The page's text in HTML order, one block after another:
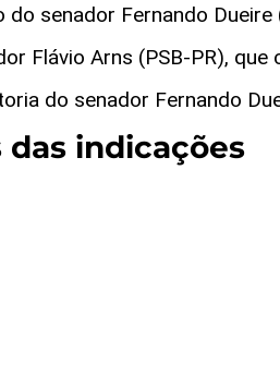
senador Fernando Dueire
Flávio Arns (PSB-PR),
do senador Fernando
das indicações